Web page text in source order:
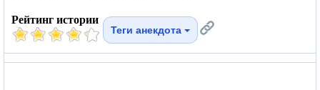
Рейтинг истории
Теги анекдота